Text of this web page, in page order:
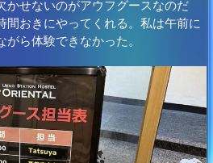
かせないのがアウフグースなのだ
間おきにやってくれる。私は午前に
ら体験できなかった。